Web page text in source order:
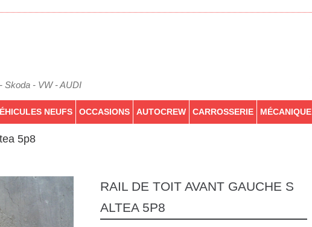
Skoda - VW - AUDI
NEUFS OCCASIONS AUTOCREW CARROSSERIE MÉCANIQUE
5p8
RAIL DE TOIT AVANT GAUCHE S
ALTEA 5P8